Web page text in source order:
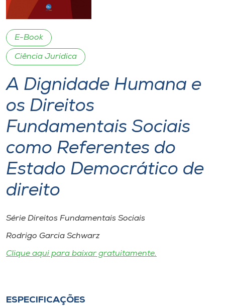
Cultura
CPA
Editora
Rádio
Unoesc
o idioma
E-Book
Ciência Jurídica
A Dignidade Humana e
os Direitos
Fundamentais Sociais
como Referentes do
Estado Democrático de
direito
Série Direitos Fundamentais Sociais
Rodrigo Garcia Schwarz
Clique aqui para baixar gratuitamente.
ESPECIFICAÇÕES